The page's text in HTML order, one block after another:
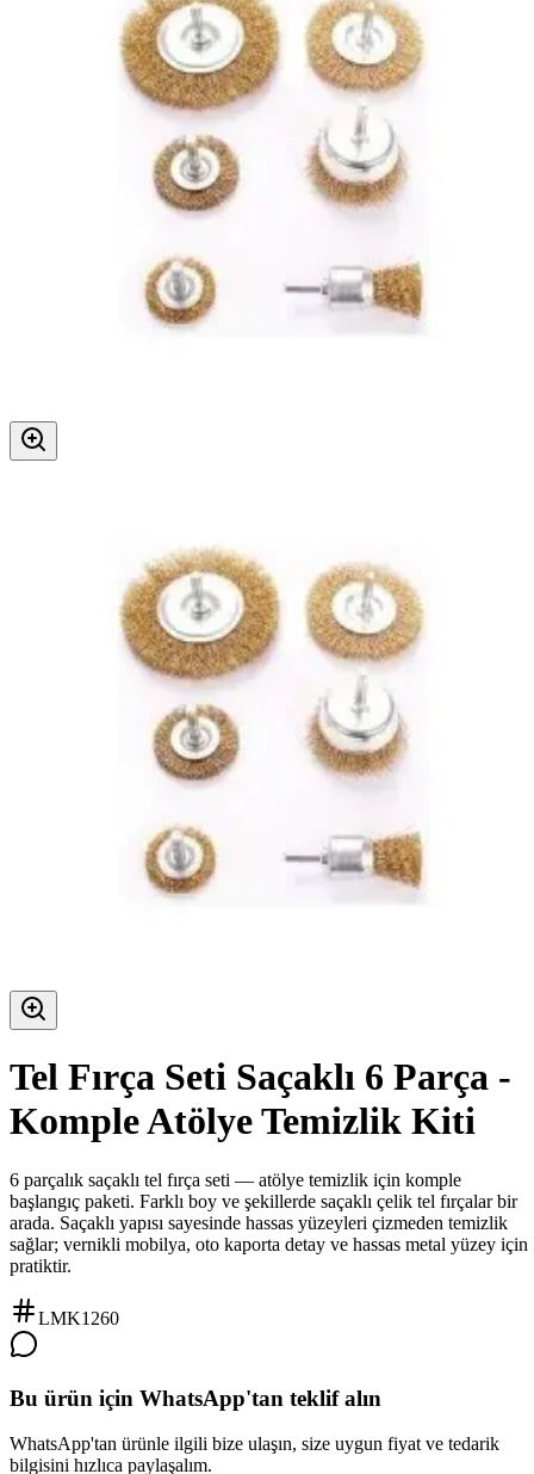
Tel Fırça Seti Saçaklı 6 Parça -
Komple Atölye Temizlik Kiti
6 parçalık saçaklı tel fırça seti — atölye temizlik için komple
başlangıç paketi. Farklı boy ve şekillerde saçaklı çelik tel fırçalar bir
arada. Saçaklı yapısı sayesinde hassas yüzeyleri çizmeden temizlik
sağlar; vernikli mobilya, oto kaporta detay ve hassas metal yüzey için
pratiktir.
LMK1260
Bu ürün için WhatsApp'tan teklif alın
WhatsApp'tan ürünle ilgili bize ulaşın, size uygun fiyat ve tedarik
bilgisini hızlıca paylaşalım.